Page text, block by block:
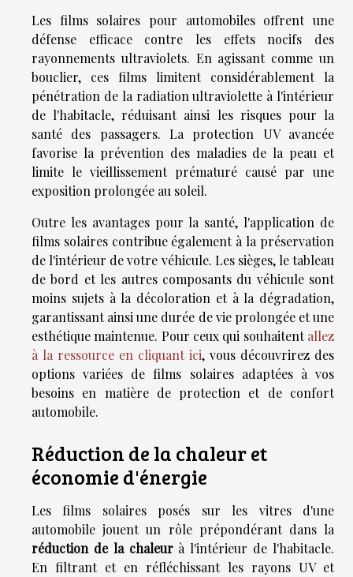
Les films solaires pour automobiles offrent une
défense efficace contre les effets nocifs des
rayonnements ultraviolets. En agissant comme un
bouclier, ces films limitent considérablement la
pénétration de la radiation ultraviolette à l'intérieur
de l'habitacle, réduisant ainsi les risques pour la
santé des passagers. La protection UV avancée
favorise la prévention des maladies de la peau et
limite le vieillissement prématuré causé par une
exposition prolongée au soleil.
Outre les avantages pour la santé, l'application de
films solaires contribue également à la préservation
de l'intérieur de votre véhicule. Les sièges, le tableau
de bord et les autres composants du véhicule sont
moins sujets à la décoloration et à la dégradation,
garantissant ainsi une durée de vie prolongée et une
esthétique maintenue. Pour ceux qui souhaitentallez
à la ressource en cliquant ici, vous découvrirez des
options variées de films solaires adaptées à vos
besoins en matière de protection et de confort
automobile.
Réduction de la chaleur et
économie d'énergie
Les films solaires posés sur les vitres d'une
automobile jouent un rôle prépondérant dans la
réduction de la chaleurà l'intérieur de l'habitacle.
En filtrant et en réfléchissant les rayons UV et